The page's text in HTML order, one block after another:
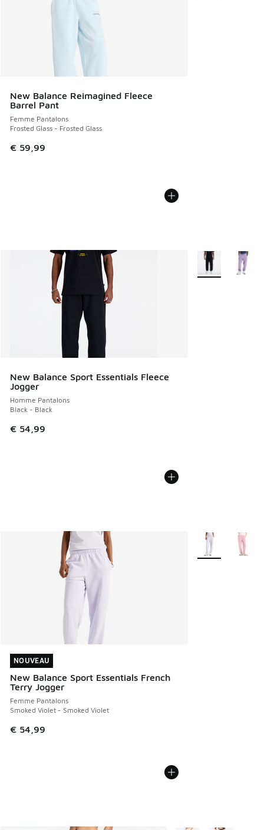
New Balance Reimagined Fleece
Barrel Pant
Femme Pantalons
Frosted Glass - Frosted Glass
€ 59,99
New Balance Sport Essentials Fleece
Jogger
Homme Pantalons
Black - Black
€ 54,99
Plus de couleurs
NOUVEAU
New Balance Sport Essentials French
Terry Jogger
Femme Pantalons
Smoked Violet - Smoked Violet
€ 54,99
NOUVEAU
Plus de couleurs